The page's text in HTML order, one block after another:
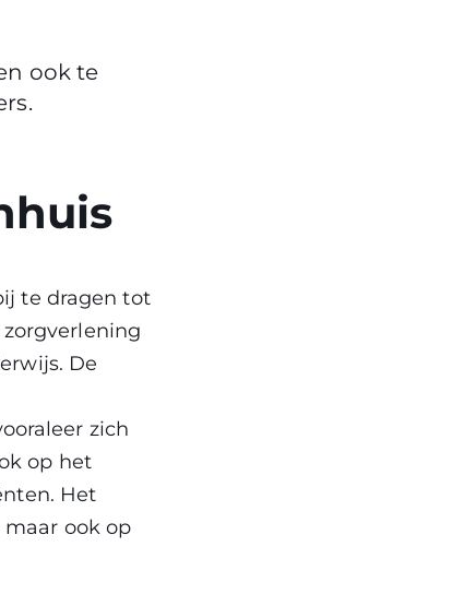
ook te
te dragen tot
De
zich
op het
Het
ook op